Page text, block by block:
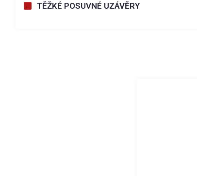
TĚŽKÉ POSUVNÉ UZÁVĚRY